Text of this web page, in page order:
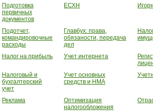
Подготовка
первичных
документов
ЕСХН
Подотчет,
командировочные
расходы
Главбух: права,
обязаности, передача
дел
Налог на прибыль Учет интернета
Налоговый и
бухгалтерский
учет
Учет основных
средств и НМА
Реклама
Оптимизация
налогообложения